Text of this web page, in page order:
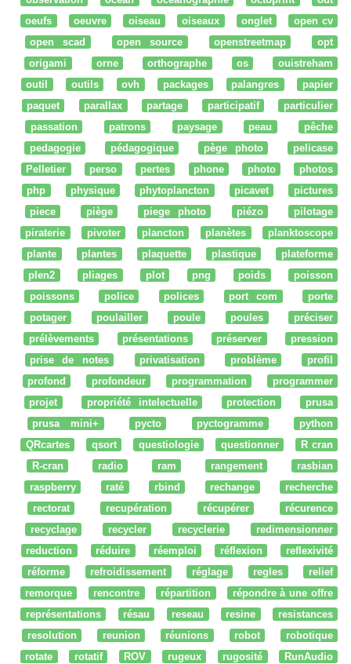
oeufs
oeuvre oiseau oiseaux onglet
open cv
open scad
open source openstreetmap
opt
origami
orne orthographe os
ouistreham
outil
outils ovh packages palangres
papier
paquet
parallax partage participatif
particulier
passation
patrons paysage peau
pêche
pedagogie
pédagogique pège photo
pelicase
Pelletier
perso pertes phone photo
photos
php
physique phytoplancton picavet
pictures
piece
piège piege photo piézo
pilotage
piraterie
pivoter plancton planètes
planktoscope
plante
plantes plaquette plastique
plateforme
plen2
pliages plot png poids
poisson
poissons
police polices port com
porte
potager
poulailler poule poules
préciser
prélèvements
présentations préserver
pression
prise de notes
privatisation problème
profil
profond
profondeur programmation
programmer
projet
propriété intelectuelle protection
prusa
prusa mini+
pycto pyctogramme
python
QRcartes
qsort questiologie questionner
R cran
R-cran
radio ram rangement
rasbian
raspberry
raté rbind rechange
recherche
rectorat
recupération récupérer
récurence
recyclage
recycler recyclerie
redimensionner
reduction
réduire réemploi réflexion
reflexivité
réforme
refroidissement réglage regles
relief
remorque
rencontre répartition
répondre à une offre
représentations
résau reseau resine
resistances
resolution
reunion réunions robot
robotique
rotate
rotatif ROV rugeux rugosité
RunAudio